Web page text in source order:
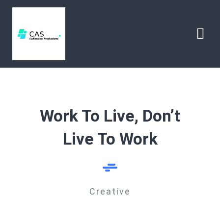
Passer
contenu
HOME
Work To Live, Don’t
Live To Work
Creative